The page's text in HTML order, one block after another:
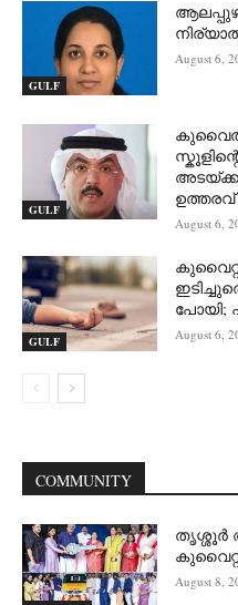
GULF
August 6,
GULF
ഉത്തരവ്
August 6,
GULF
പോയി;
August 6,
COMMUNITY
കുവൈറ്റ്‌
August 8,